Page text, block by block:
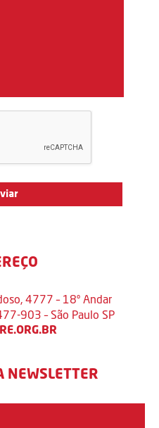
4777 – 18º Andar
903 – São Paulo SP
NEWSLETTER